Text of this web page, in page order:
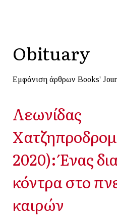
Obituary
Εμφάνιση άρθρων Books'
Λεωνίδας
2020): Ένας
κόντρα στο
καιρών